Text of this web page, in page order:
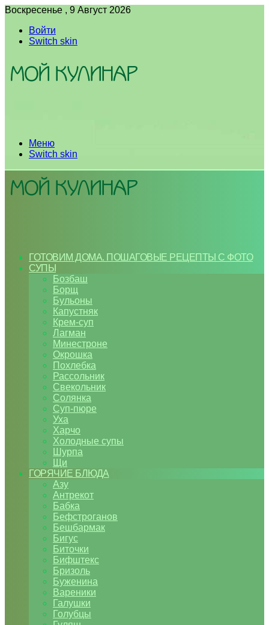
Воскресенье , 9 Август 2026
Войти
Switch skin
Меню
Switch skin
ГОТОВИМ ДОМА. ПОШАГОВЫЕ РЕЦЕПТЫ С ФОТО
СУПЫ
Бозбаш
Борщ
Бульоны
Капустняк
Крем-суп
Лагман
Минестроне
Окрошка
Похлебка
Рассольник
Свекольник
Солянка
Суп-пюре
Уха
Харчо
Холодные супы
Шурпа
Щи
ГОРЯЧИЕ БЛЮДА
Азу
Антрекот
Бабка
Бефстроганов
Бешбармак
Бигус
Биточки
Бифштекс
Бризоль
Буженина
Вареники
Галушки
Голубцы